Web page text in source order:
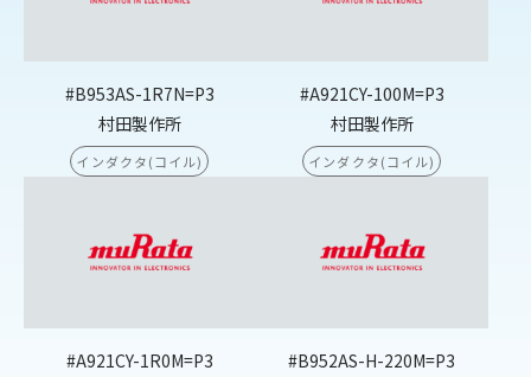
#B953AS-1R7N=P3
村田製作所
インダクタ(コイル)
#A921CY-100M=P3
村田製作所
インダクタ(コイル)
#A921CY-1R0M=P3
#B952AS-H-220M=P3